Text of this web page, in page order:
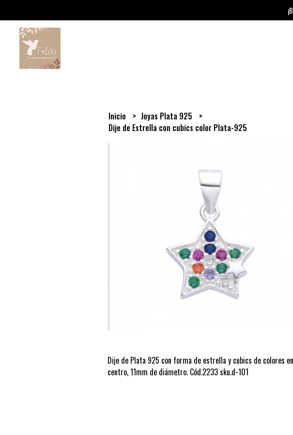
Inicio
Joyas Plata 925
Dije de Estrella con cubics color Plata-925
Dije de Plata 925 con forma de estrella y cubics de colores
centro, 11mm de diámetro. Cód.2233 sku.d-101